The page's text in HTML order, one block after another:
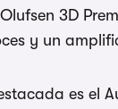
3D
y un
es el